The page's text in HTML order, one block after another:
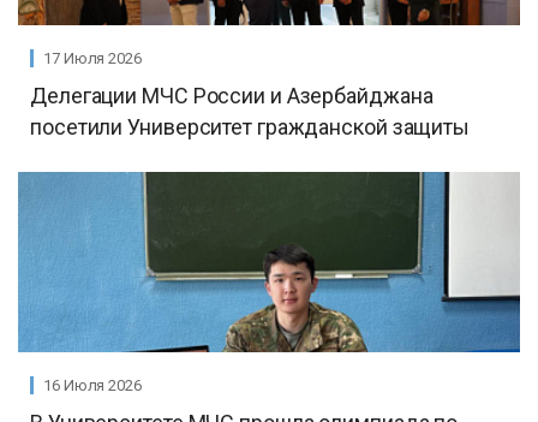
17 Июля 2026
Делегации МЧС России и Азербайджана
посетили Университет гражданской защиты
16 Июля 2026